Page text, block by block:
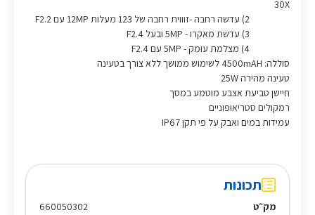
30X
סוללה: 4500mAH לשימוש ממושך ללא צורך בטעינה
טעינה מהירה 25W
חיישן טביעת אצבע מוטמע במסך
רמקולים סטריאופוניים
עמידות במים ואבק על פי תקן IP67
תכונות
מק״ט
660050302